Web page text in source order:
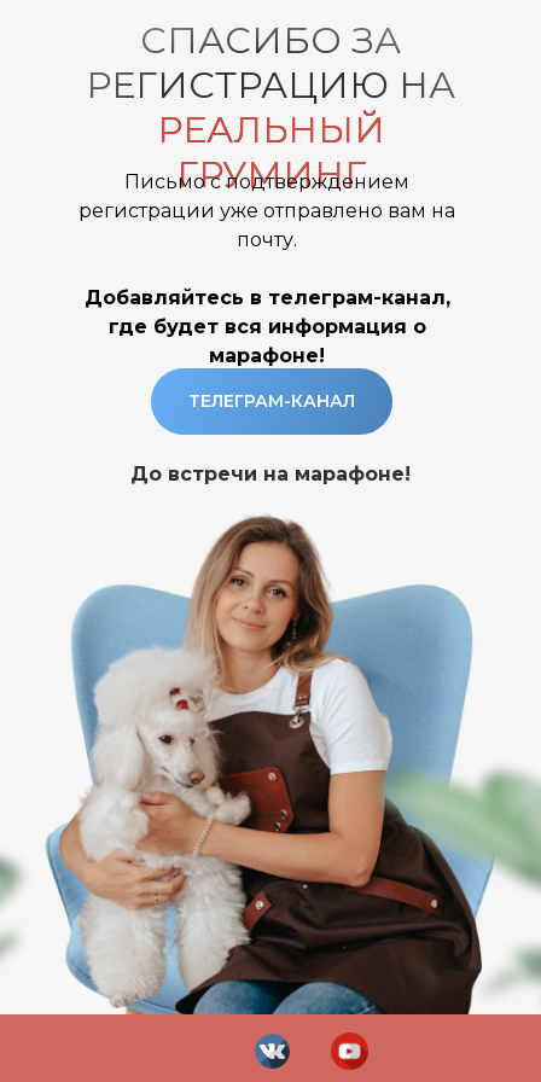
СПАСИБО ЗА
РЕГИСТРАЦИЮ НА
РЕАЛЬНЫЙ
ГРУМИНГ
Письмо с подтверждением
регистрации уже отправлено вам на
почту.
Добавляйтесь в телеграм-канал,
где будет вся информация о
марафоне!
ТЕЛЕГРАМ-КАНАЛ
До встречи на марафоне!